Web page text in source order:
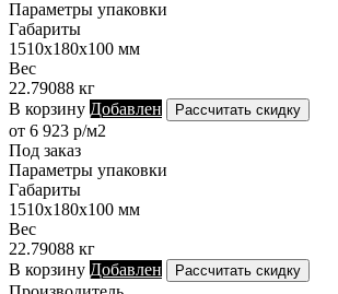
Параметры упаковки
Габариты
1510х180х100 мм
Вес
22.79088 кг
В корзину Добавлен Рассчитать скидку
от 6 923 р/м2
Под заказ
Параметры упаковки
Габариты
1510х180х100 мм
Вес
22.79088 кг
В корзину Добавлен Рассчитать скидку